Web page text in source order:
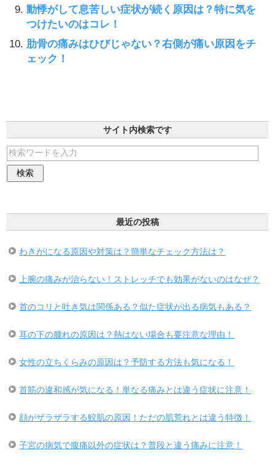
動悸がして息苦しい症状が続く原因は？特に気を
つけたいのはコレ！
肋骨の痛みはひびじゃない？右側が痛い原因をチ
ェック！
サイト内検索です
最近の投稿
わきがになる原因や対策は？簡単なチェック方法は？
上腕の痛みが治らない！ストレッチでも効果がないのはなぜ？
首のコリと吐き気は関係ある？似た症状が出る病気もある？
耳の下の腫れの原因は？熱はない場合も要注意な理由！
女性の立ちくらみの原因は？予防する方法も気になる！
首筋の違和感が気になる！単なる痛みとは違う症状に注意！
顔がザラザラする鮫肌の原因！ただの肌荒れとは違う特徴！
子宮の病気で腹痛以外の症状は？普段と違う痛みに注意！